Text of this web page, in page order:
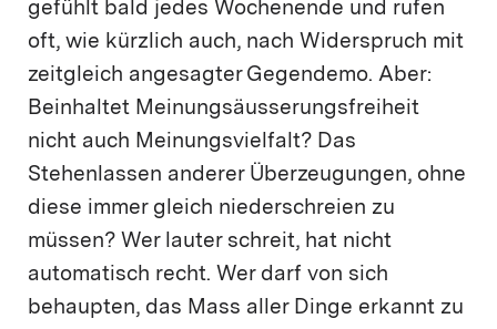
gefühlt bald jedes Wochenende und rufen
oft, wie kürzlich auch, nach Widerspruch mit
zeitgleich angesagter Gegendemo. Aber:
Beinhaltet Meinungsäusserungsfreiheit
nicht auch Meinungsvielfalt? Das
Stehenlassen anderer Überzeugungen, ohne
diese immer gleich niederschreien zu
müssen? Wer lauter schreit, hat nicht
automatisch recht. Wer darf von sich
behaupten, das Mass aller Dinge erkannt zu